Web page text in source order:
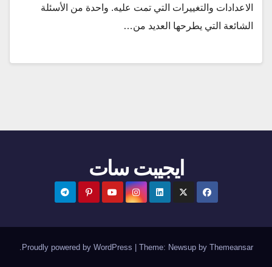
الاعدادات والتغييرات التي تمت عليه. واحدة من الأسئلة
الشائعة التي يطرحها العديد من…
ايجيبت سات
Proudly powered by WordPress Theme: Newsupby Themeansar